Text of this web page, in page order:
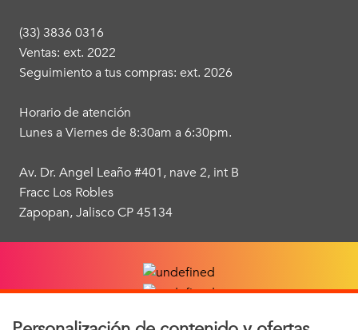
(33) 3836 0316
Ventas: ext. 2022
Seguimiento a tus compras: ext. 2026
Horario de atención
Lunes a Viernes de 8:30am a 6:30pm.
Av. Dr. Angel Leaño #401, nave 2, int B
Fracc Los Robles
Zapopan, Jalisco CP 45134